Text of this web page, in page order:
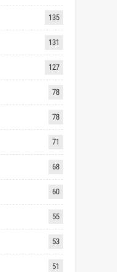
135
131
127
78
78
71
68
60
55
53
51